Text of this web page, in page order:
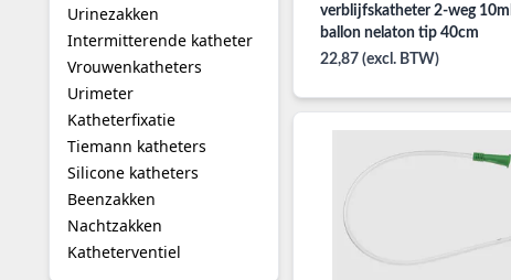
Urinezakken
Intermitterende katheter
Vrouwenkatheters
Urimeter
Katheterfixatie
Tiemann katheters
Silicone katheters
Beenzakken
Nachtzakken
Katheterventiel
verblijfskatheter 2-weg 10ml
ballon nelaton tip 40cm
22,87 (excl. BTW)